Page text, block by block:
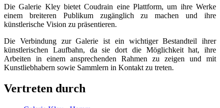
Die Galerie Kley bietet Coudrain eine Plattform, um ihre Werke
einem breiteren Publikum zugänglich zu machen und ihre
künstlerische Vision zu präsentieren.
Die Verbindung zur Galerie ist ein wichtiger Bestandteil ihrer
künstlerischen Laufbahn, da sie dort die Möglichkeit hat, ihre
Arbeiten in einem ansprechenden Rahmen zu zeigen und mit
Kunstliebhabern sowie Sammlern in Kontakt zu treten.
Vertreten durch